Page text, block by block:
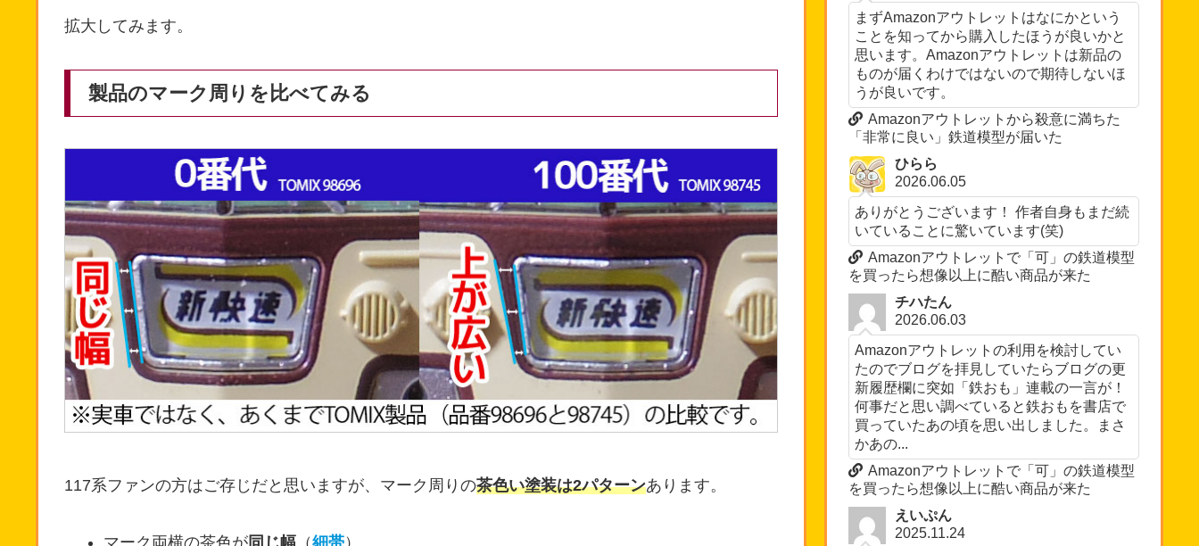
拡大してみます。
製品のマーク周りを比べてみる
117系ファンの方はご存じだと思いますが、マーク周りの茶色い塗装は2パターンあります。
まずAmazonアウトレットはなにかという
ことを知ってから購入したほうが良いかと
思います。Amazonアウトレットは新品の
ものが届くわけではないので期待しないほ
うが良いです。
Amazonアウトレットから殺意に満ちた
「非常に良い」鉄道模型が届いた
ひらら
2026.06.05
ありがとうございます！ 作者自身もまだ続
いていることに驚いています(笑)
Amazonアウトレットで「可」の鉄道模型
を買ったら想像以上に酷い商品が来た
チハたん
2026.06.03
Amazonアウトレットの利用を検討してい
たのでブログを拝見していたらブログの更
新履歴欄に突如「鉄おも」連載の一言が！
何事だと思い調べていると鉄おもを書店で
買っていたあの頃を思い出しました。まさ
かあの...
Amazonアウトレットで「可」の鉄道模型
を買ったら想像以上に酷い商品が来た
えいぷん
2025.11.24